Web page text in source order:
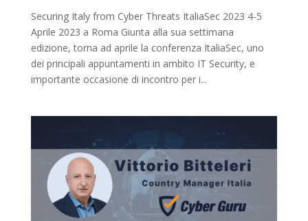
Securing Italy from Cyber Threats ItaliaSec 2023 4-5
Aprile 2023 a Roma Giunta alla sua settimana
edizione, torna ad aprile la conferenza ItaliaSec, uno
dei principali appuntamenti in ambito IT Security, e
importante occasione di incontro per i...